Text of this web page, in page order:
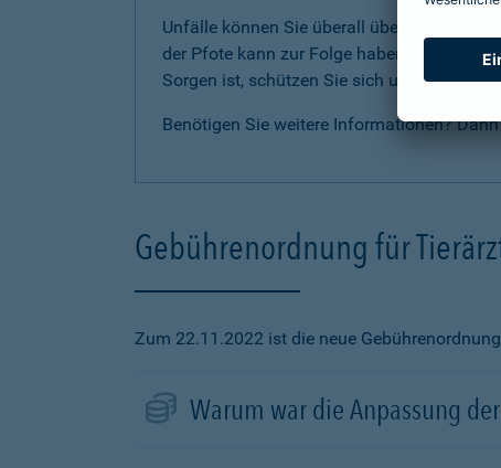
Unfälle können Sie überall überraschen.
der Pfote kann zur Folge haben, dass Ihr
Sorgen ist, schützen Sie sich und Ihren
Benötigen Sie weitere Informationen?
Gebührenordnung für
Zum 22.11.2022 ist die neue
Warum war die Anpassung